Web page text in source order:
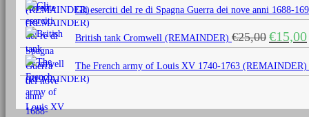
originale
era:
€25,00.
è:
Gli eserciti del re di Spagna Guerra dei nove anni 1688-
British tank Cromwell (REMAINDER) €25,00 Il
prezzo
originale
era:
€15,00
The French army of Louis XV 1740-1763 (REMAINDER)